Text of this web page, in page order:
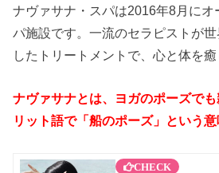
ナヴァサナ・スパは2016年8月にオ
パ施設です。一流のセラピストが
したトリートメントで、心と体を癒
ナヴァサナとは、ヨガのポーズで
リット語で「船のポーズ」という